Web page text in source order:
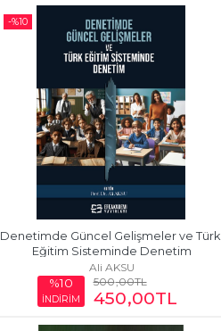
-%10
Denetimde Güncel Gelişmeler ve Türk
Eğitim Sisteminde Denetim
Ali AKSU
%10
İNDİRİM
500,00TL
450,00TL